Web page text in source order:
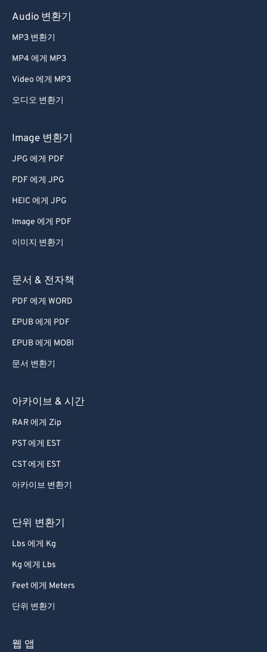
Audio 변환기
MP3 변환기
MP4 에게 MP3
Video 에게 MP3
오디오 변환기
Image 변환기
JPG 에게 PDF
PDF 에게 JPG
HEIC 에게 JPG
Image 에게 PDF
이미지 변환기
문서 & 전자책
PDF 에게 WORD
EPUB 에게 PDF
EPUB 에게 MOBI
문서 변환기
아카이브 & 시간
RAR 에게 Zip
PST 에게 EST
CST 에게 EST
아카이브 변환기
단위 변환기
Lbs 에게 Kg
Kg 에게 Lbs
Feet 에게 Meters
단위 변환기
웹 앱